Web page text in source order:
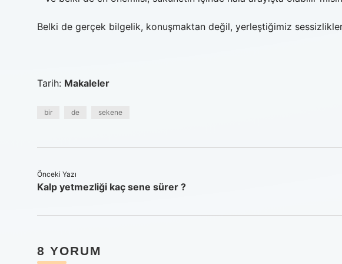
Belki de gerçek bilgelik, konuşmaktan değil, yerleştiğimiz
Tarih: Makaleler
bir de sekene
Önceki Yazı
Kalp yetmezliği kaç sene sürer ?
8 YORUM